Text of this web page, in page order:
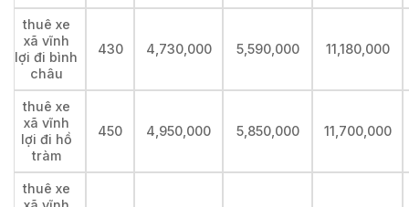
thuê xe
xã vĩnh
lợi đi bình
châu
430 4,730,000 5,590,000 11,180,000
thuê xe
xã vĩnh
lợi đi hồ
tràm
450 4,950,000 5,850,000 11,700,000
thuê xe